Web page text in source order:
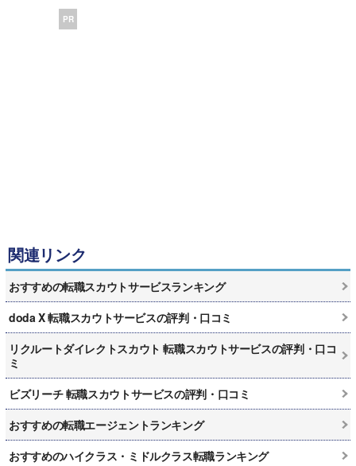
PR
関連リンク
おすすめの転職スカウトサービスランキング
doda X 転職スカウトサービスの評判・口コミ
リクルートダイレクトスカウト 転職スカウトサービスの評判・口コ
ミ
ビズリーチ 転職スカウトサービスの評判・口コミ
おすすめの転職エージェントランキング
おすすめのハイクラス・ミドルクラス転職ランキング